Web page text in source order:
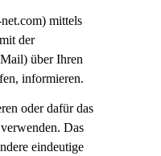
mittels
der
über Ihren
informieren.
oder dafür das
. Das
eindeutige